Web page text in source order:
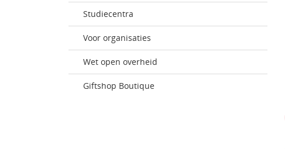
Studiecentra
Voor organisaties
Wet open overheid
Giftshop Boutique